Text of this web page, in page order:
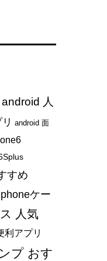
android 人
android 面
すめ
ケー
人気
利アプリ
プ おす